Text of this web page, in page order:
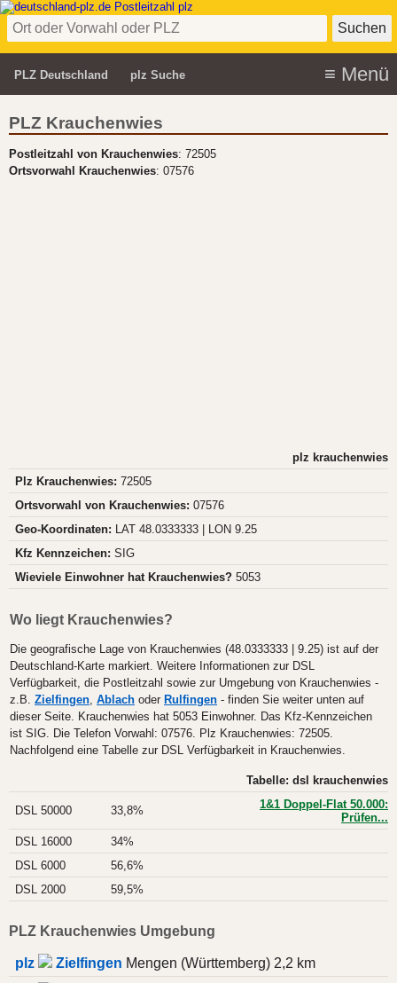
PLZ Deutschland plz Suche
PLZ Krauchenwies
Postleitzahl von Krauchenwies: 72505
Ortsvorwahl Krauchenwies: 07576
plz krauchenwies
Plz Krauchenwies: 72505
Ortsvorwahl von Krauchenwies: 07576
Geo-Koordinaten: LAT 48.0333333 | LON 9.25
Kfz Kennzeichen: SIG
Wieviele Einwohner hat Krauchenwies? 5053
Wo liegt Krauchenwies?
Die geografische Lage von Krauchenwies (48.0333333 | 9.25) ist auf der
Deutschland-Karte markiert. Weitere Informationen zur DSL
Verfügbarkeit, die Postleitzahl sowie zur Umgebung von Krauchenwies -
z.B. Zielfingen, Ablach oder Rulfingen - finden Sie weiter unten auf
dieser Seite. Krauchenwies hat 5053 Einwohner. Das Kfz-Kennzeichen
ist SIG. Die Telefon Vorwahl: 07576. Plz Krauchenwies: 72505.
Nachfolgend eine Tabelle zur DSL Verfügbarkeit in Krauchenwies.
Tabelle: dsl krauchenwies
DSL 50000 33,8%
1&1 Doppel-Flat 50.000:
Prüfen...
DSL 16000
34%
DSL 6000
56,6%
DSL 2000
59,5%
PLZ Krauchenwies Umgebung
plz Zielfingen Mengen (Württemberg) 2,2 km